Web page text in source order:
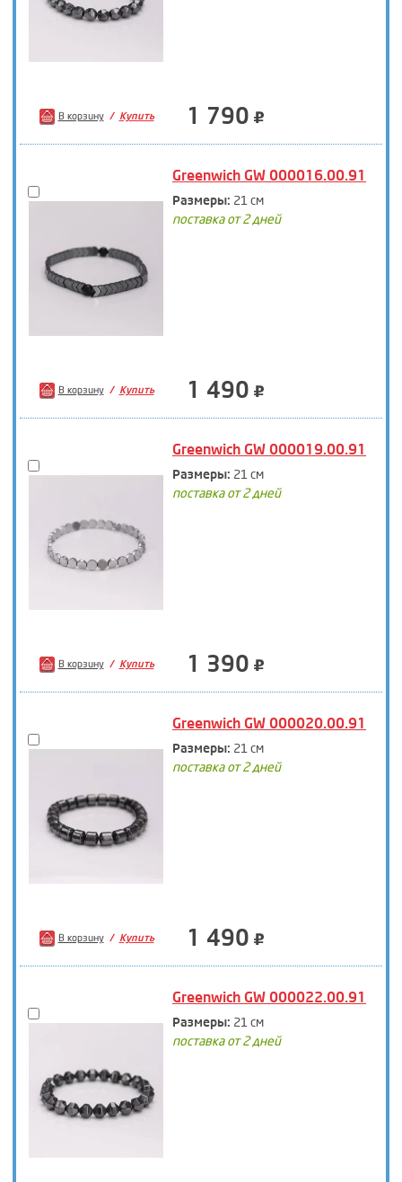
В корзину Купить 1 790
Greenwich GW 000016.00.91
Размеры: 21 см
поставка от 2 дней
В корзину Купить 1 490
Greenwich GW 000019.00.91
Размеры: 21 см
поставка от 2 дней
В корзину Купить 1 390
Greenwich GW 000020.00.91
Размеры: 21 см
поставка от 2 дней
В корзину Купить 1 490
Greenwich GW 000022.00.91
Размеры: 21 см
поставка от 2 дней